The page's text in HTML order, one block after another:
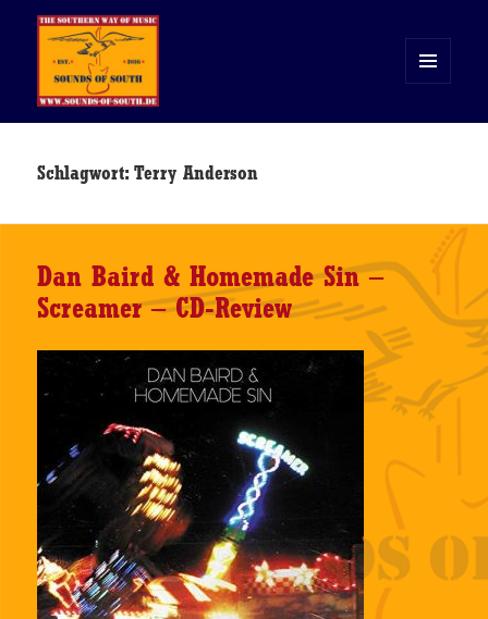
WIDGETS
Schlagwort:Terry Anderson
Dan Baird & Homemade Sin –
Screamer – CD-Review